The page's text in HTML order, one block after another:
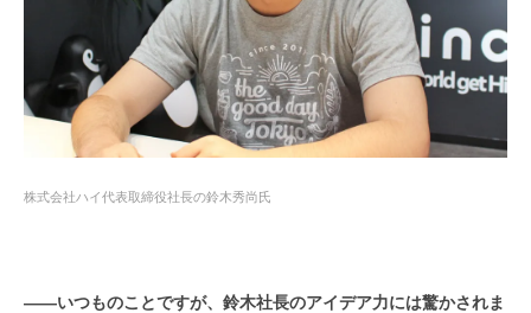
株式会社ハイ代表取締役社長の鈴木秀尚氏
――いつものことですが、鈴木社長のアイデア力には驚かされま